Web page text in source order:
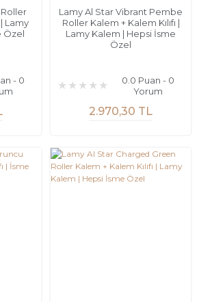
| Lamy
Özel
- 0
Lamy Al Star Vibrant Pembe
Roller Kalem + Kalem Kılıfı |
Lamy Kalem | Hepsi İsme
Özel
0.0 Puan - 0
Yorum
2.970,30 TL